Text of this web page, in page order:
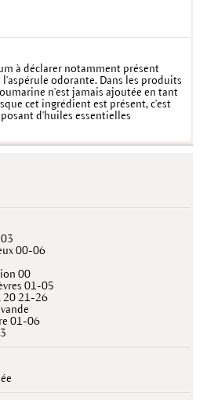
à déclarer notamment présent
l'aspérule odorante. Dans les produits
n'est jamais ajoutée en tant
cet ingrédient est présent, c'est
d'huiles essentielles
00-06
00
01-05
20 21-26
01-06